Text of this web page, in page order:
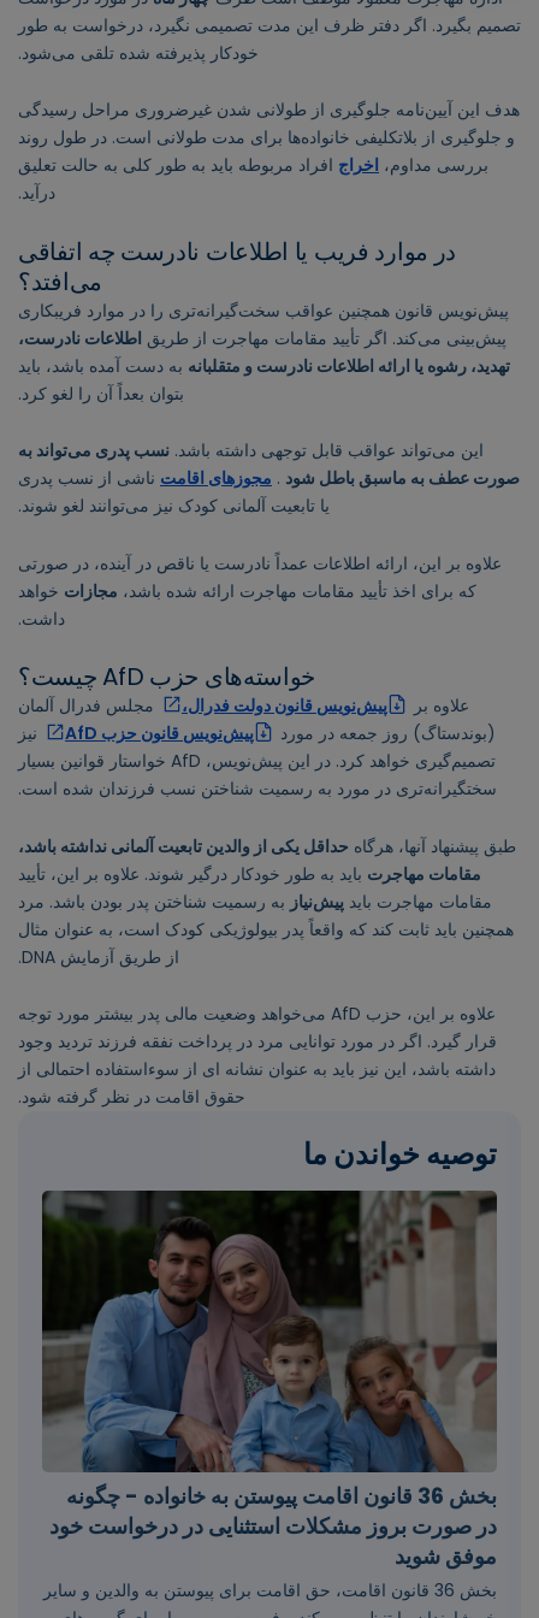
تصمیم بگیرد. اگر دفتر ظرف این مدت تصمیمی نگیرد، درخواست به طور
خودکار پذیرفته شده تلقی می‌شود.
هدف این آیین‌نامه جلوگیری از طولانی شدن غیرضروری مراحل رسیدگی
و جلوگیری از بلاتکلیفی خانواده‌ها برای مدت طولانی است. در طول روند
بررسی مداوم، اخراج افراد مربوطه باید به طور کلی به حالت تعلیق
درآید.
در موارد فریب یا اطلاعات نادرست چه اتفاقی
می‌افتد؟
پیش‌نویس قانون همچنین عواقب سخت‌گیرانه‌تری را در موارد فریبکاری
پیش‌بینی می‌کند. اگر تأیید مقامات مهاجرت از طریق اطلاعات نادرست،
تهدید، رشوه یا ارائه اطلاعات نادرست و متقلبانه به دست آمده باشد، باید
بتوان بعداً آن را لغو کرد.
این می‌تواند عواقب قابل توجهی داشته باشد. نسب پدری می‌تواند به
صورت عطف به ماسبق باطل شود . مجوزهای اقامت ناشی از نسب پدری
یا تابعیت آلمانی کودک نیز می‌توانند لغو شوند.
علاوه بر این، ارائه اطلاعات عمداً نادرست یا ناقص در آینده، در صورتی
که برای اخذ تأیید مقامات مهاجرت ارائه شده باشد، مجازات خواهد
داشت.
خواسته‌های حزب AfD چیست؟
علاوه بر پیش‌نویس قانون دولت فدرال،
مجلس فدرال آلمان
(بوندستاگ) روز جمعه در مورد
پیش‌نویس قانون حزب AfD
نیز
تصمیم‌گیری خواهد کرد. در این پیش‌نویس، AfD خواستار قوانین بسیار
سختگیرانه‌تری در مورد به رسمیت شناختن نسب فرزندان شده است.
طبق پیشنهاد آنها، هرگاه حداقل یکی از والدین تابعیت آلمانی نداشته باشد،
مقامات مهاجرت باید به طور خودکار درگیر شوند. علاوه بر این، تأیید
مقامات مهاجرت باید پیش‌نیاز به رسمیت شناختن پدر بودن باشد. مرد
همچنین باید ثابت کند که واقعاً پدر بیولوژیکی کودک است، به عنوان مثال
از طریق آزمایش DNA.
علاوه بر این، حزب AfD می‌خواهد وضعیت مالی پدر بیشتر مورد توجه
قرار گیرد. اگر در مورد توانایی مرد در پرداخت نفقه فرزند تردید وجود
داشته باشد، این نیز باید به عنوان نشانه ای از سوءاستفاده احتمالی از
حقوق اقامت در نظر گرفته شود.
توصیه خواندن ما
بخش 36 قانون اقامت پیوستن به خانواده - چگونه
در صورت بروز مشکلات استثنایی در درخواست خود
موفق شوید
بخش 36 قانون اقامت، حق اقامت برای پیوستن به والدین و سایر